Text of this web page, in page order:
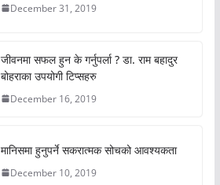
December 31, 2019
जीवनमा सफल हुन के गर्नुपर्ला ? डा. राम बहादुर
बोहराका उपयोगी टिप्सहरु
December 16, 2019
मानिसमा हुनुपर्ने सकरात्मक सोचको आवश्यकता
December 10, 2019